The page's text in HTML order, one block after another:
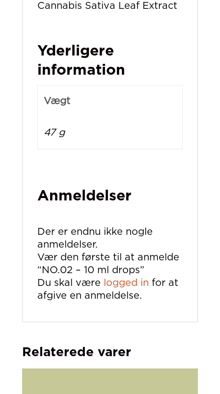
Cannabis Sativa Leaf Extract
Yderligere
information
Vægt
47 g
Anmeldelser
Der er endnu ikke nogle
anmeldelser.
Vær den første til at anmelde
“NO.02 – 10 ml drops”
Du skal være
logged in for at
afgive en anmeldelse.
Relaterede varer